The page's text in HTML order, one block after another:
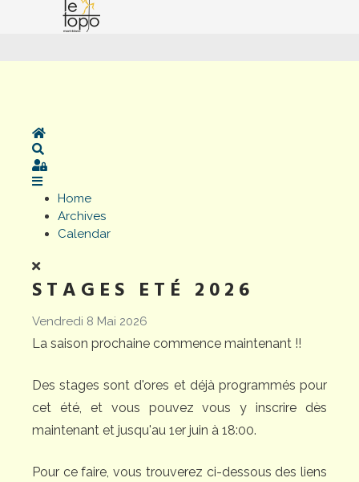
Home
Sign In
Home
Archives
Calendar
STAGES ETÉ 2026
Vendredi 8 Mai 2026
La saison prochaine commence maintenant !!
Des stages sont d'ores et déjà programmés pour
cet été, et vous pouvez vous y inscrire dès
maintenant et jusqu'au 1er juin à 18:00.
Pour ce faire, vous trouverez ci-dessous des liens